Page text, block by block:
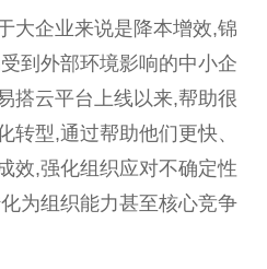
大企业来说是降本增效,锦
到外部环境影响的中小企
搭云平台上线以来,帮助很
转型,通过帮助他们更快、
效,强化组织应对不确定性
为组织能力甚至核心竞争